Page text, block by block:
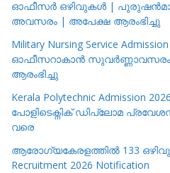
ഓഫീസർ ഒഴിവുകൾ |
അവസരം | അപേക്ഷ ആരംഭിച്ചു
Military Nursing Service
ഓഫീസറാകാൻ സുവർണ്ണാവസരം
ആരംഭിച്ചു
Kerala Polytechnic Admission
പോളിടെക്നിക് ഡിപ്ലോമ
വരെ
ആരോഗ്യകേരളത്തിൽ 133
Recruitment 2026 Notification